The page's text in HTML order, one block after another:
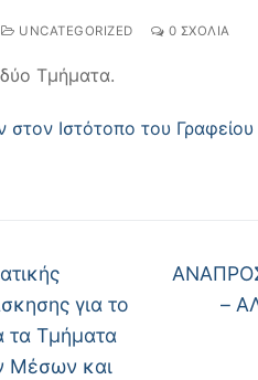
UNCATEGORIZED 0 ΣΧΌΛΙΑ
Τμήματα.
Ιστότοπο του
για το
τα Τμήματα
Μέσων και
Επόμενο
άρθρο:–